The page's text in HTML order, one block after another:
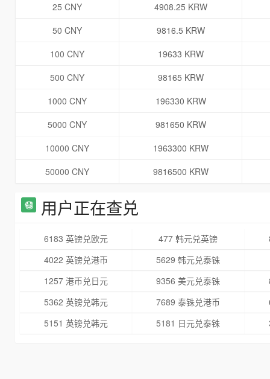
25 CNY
4908.25 KRW
50 CNY
9816.5 KRW
100 CNY
19633 KRW
500 CNY
98165 KRW
1000 CNY
196330 KRW
5000 CNY
981650 KRW
10000 CNY
1963300 KRW
50000 CNY
9816500 KRW
用户正在查兑
6183 英镑兑欧元 477 韩元兑英镑
4022 英镑兑港币
5629 韩元兑泰铢
1257 港币兑日元
9356 美元兑泰铢
5362 英镑兑韩元
7689 泰铢兑港币
5151 英镑兑韩元
5181 日元兑泰铢